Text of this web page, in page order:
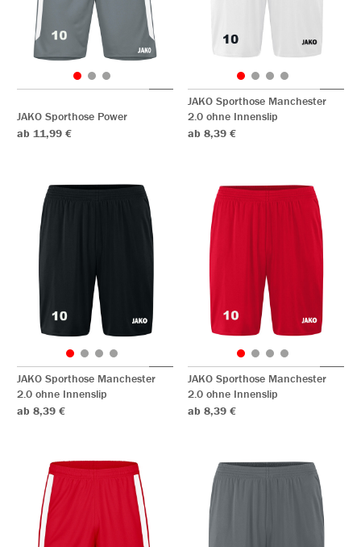
JAKO Sporthose Power
ab 11,99 €
JAKO Sporthose Manchester
2.0 ohne Innenslip
ab 8,39 €
JAKO Sporthose Manchester
2.0 ohne Innenslip
ab 8,39 €
JAKO Sporthose Manchester
2.0 ohne Innenslip
ab 8,39 €